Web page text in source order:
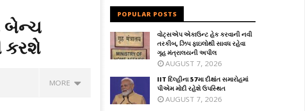
બેન્ચ
કરશે
MORE
POPULAR POSTS
વોટ્સએપ એકાઉન્ટ હેક કરવાની નવી
તરકીબ, ઝિપ ફાઇલોથી સાવધ રહેવા
ગૃહ મંત્રાલયની અપીલ
AUGUST 7, 2026
IIT દિલ્હીના 57મા દીક્ષાંત સમારોહમાં
પીએમ મોદી રહેશે ઉપસ્થિત
AUGUST 7, 2026